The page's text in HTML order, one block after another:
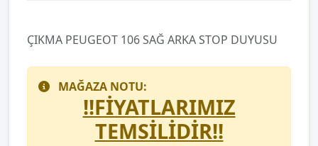
ÇIKMA PEUGEOT 106 SAĞ ARKA STOP DUYUSU
MAĞAZA NOTU:
!!FİYATLARIMIZ
TEMSİLİDİR!!